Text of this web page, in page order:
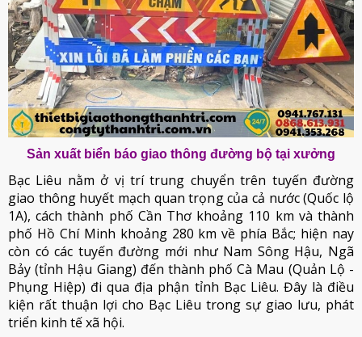
Sản xuất biển báo giao thông đường bộ tại xưởng
Bạc Liêu nằm ở vị trí trung chuyển trên tuyến đường
giao thông huyết mạch quan trọng của cả nước (Quốc lộ
1A), cách thành phố Cần Thơ khoảng 110 km và thành
phố Hồ Chí Minh khoảng 280 km về phía Bắc; hiện nay
còn có các tuyến đường mới như Nam Sông Hậu, Ngã
Bảy (tỉnh Hậu Giang) đến thành phố Cà Mau (Quản Lộ -
Phụng Hiệp) đi qua địa phận tỉnh Bạc Liêu. Đây là điều
kiện rất thuận lợi cho Bạc Liêu trong sự giao lưu, phát
triển kinh tế xã hội.